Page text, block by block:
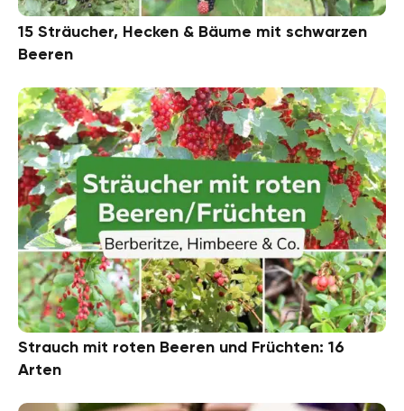
15 Sträucher, Hecken & Bäume mit schwarzen
Beeren
Strauch mit roten Beeren und Früchten: 16
Arten